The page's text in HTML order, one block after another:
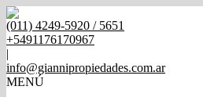
(011) 4249-5920 / 5651
+5491176170967
|
info@giannipropiedades.com.ar
MENÚ